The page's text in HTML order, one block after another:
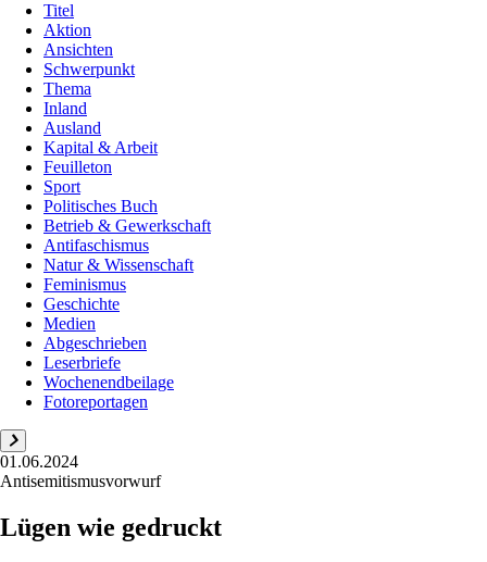
Titel
Aktion
Ansichten
Schwerpunkt
Thema
Inland
Ausland
Kapital & Arbeit
Feuilleton
Sport
Politisches Buch
Betrieb & Gewerkschaft
Antifaschismus
Natur & Wissenschaft
Feminismus
Geschichte
Medien
Abgeschrieben
Leserbriefe
Wochenendbeilage
Fotoreportagen
01.06.2024
Antisemitismusvorwurf
Lügen wie gedruckt